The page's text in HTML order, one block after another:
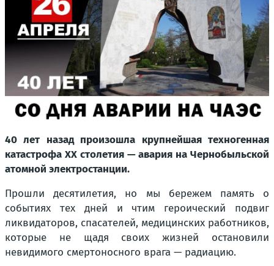
40 лет назад произошла крупнейшая техногенная
катастрофа ХХ столетия — авария на Чернобыльской
атомной электростанции.
Прошли десятилетия, но мы бережем память о
событиях тех дней и чтим героический подвиг
ликвидаторов, спасателей, медицинских работников,
которые не щадя своих жизней остановили
невидимого смертоносного врага — радиацию.